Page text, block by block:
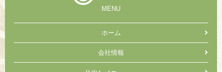
MENU
ホーム
会社情報